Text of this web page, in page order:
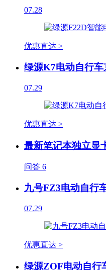
07.28
优惠直达 >
绿源K7电动自行
07.29
优惠直达 >
最新笔记本独立显
问答 6
九号FZ3电动自行
07.29
优惠直达 >
绿源ZOF电动自行